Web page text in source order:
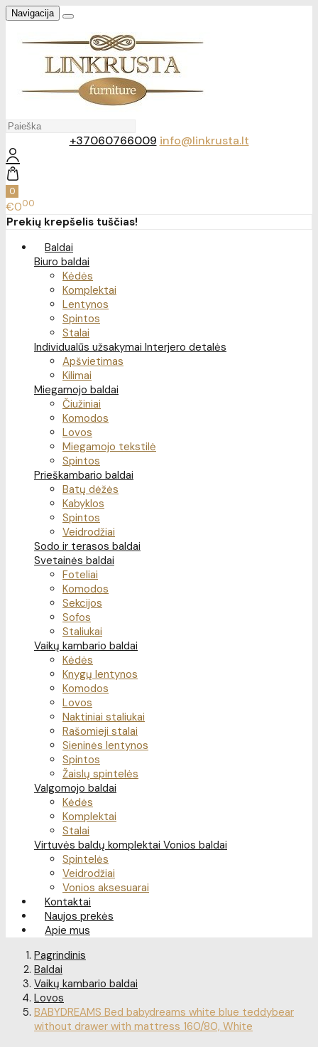
Navigacija
+37060766009 info@linkrusta.lt
0
€000
Prekių krepšelis tuščias!
Baldai
Biuro baldai
Kėdės
Komplektai
Lentynos
Spintos
Stalai
Individualūs užsakymai Interjero detalės
Apšvietimas
Kilimai
Miegamojo baldai
Čiužiniai
Komodos
Lovos
Miegamojo tekstilė
Spintos
Prieškambario baldai
Batų dėžės
Kabyklos
Spintos
Veidrodžiai
Sodo ir terasos baldai
Svetainės baldai
Foteliai
Komodos
Sekcijos
Sofos
Staliukai
Vaikų kambario baldai
Kėdės
Knygų lentynos
Komodos
Lovos
Naktiniai staliukai
Rašomieji stalai
Sieninės lentynos
Spintos
Žaislų spintelės
Valgomojo baldai
Kėdės
Komplektai
Stalai
Virtuvės baldų komplektai Vonios baldai
Spintelės
Veidrodžiai
Vonios aksesuarai
Kontaktai
Naujos prekės
Apie mus
Pagrindinis
Baldai
Vaikų kambario baldai
Lovos
BABYDREAMS Bed babydreams white blue teddybear
without drawer with mattress 160/80, White